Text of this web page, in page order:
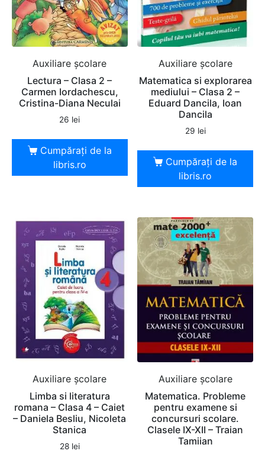
Auxiliare şcolare
Lectura – Clasa 2 –
Carmen Iordachescu,
Cristina-Diana Neculai
26 lei
Cumpărați de la
libris.ro
Auxiliare şcolare
Matematica si explorarea
mediului – Clasa 2 –
Eduard Dancila, Ioan
Dancila
29 lei
Cumpărați de la
libris.ro
Auxiliare şcolare
Limba si literatura
romana – Clasa 4 – Caiet
– Daniela Besliu, Nicoleta
Stanica
28 lei
Auxiliare şcolare
Matematica. Probleme
pentru examene si
concursuri scolare.
Clasele IX-XII – Traian
Tamiian